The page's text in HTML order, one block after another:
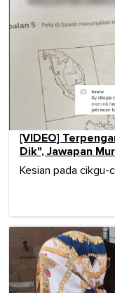
[VIDEO]
Dik", Jawapan
Kesian pada cikgu-